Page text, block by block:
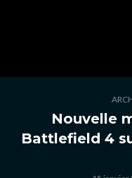
Nouvelle
Battlefield 4